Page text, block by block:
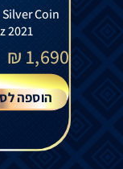
Coin
2021
1,690
₪
הוספה